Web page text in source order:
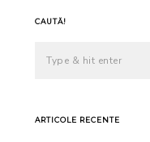
CAUTĂ!
ARTICOLE RECENTE